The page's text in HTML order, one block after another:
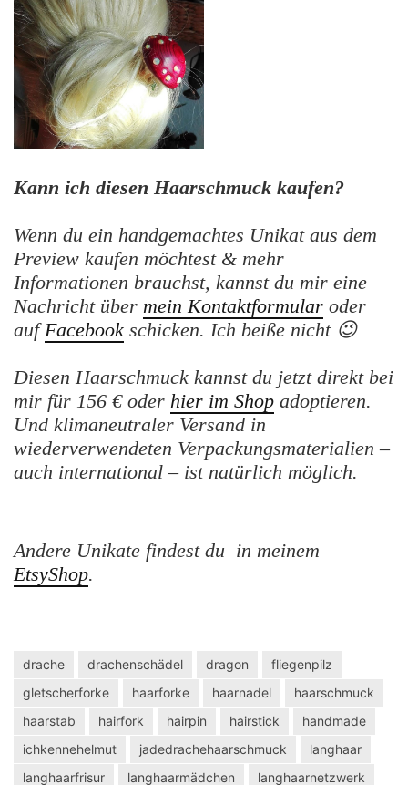
Kann ich diesen Haarschmuck kaufen?
Wenn du ein handgemachtes Unikat aus dem
Preview kaufen möchtest & mehr
Informationen brauchst, kannst du mir eine
Nachricht über mein Kontaktformular oder
aufFacebook schicken. Ich beiße nicht 😉
Diesen Haarschmuck kannst du jetzt direkt bei
mir für 156 € oder hier im Shop adoptieren.
Und klimaneutraler Versand in
wiederverwendeten Verpackungsmaterialien –
auch international – ist natürlich möglich.
Andere Unikate findest du in meinem
EtsyShop.
drache drachenschädel dragon
fliegenpilz
gletscherforke
haarforke haarnadel
haarschmuck
haarstab
hairfork hairpin hairstick
handmade
ichkennehelmut
jadedrachehaarschmuck
langhaar
langhaarfrisur
langhaarmädchen langhaarnetzwerk